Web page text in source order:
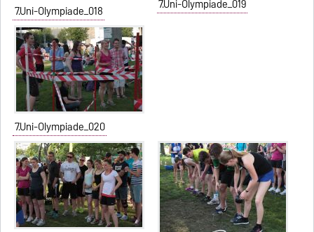
7.Uni-Olympiade_018 7.Uni-Olympiade_019
7.Uni-Olympiade_020